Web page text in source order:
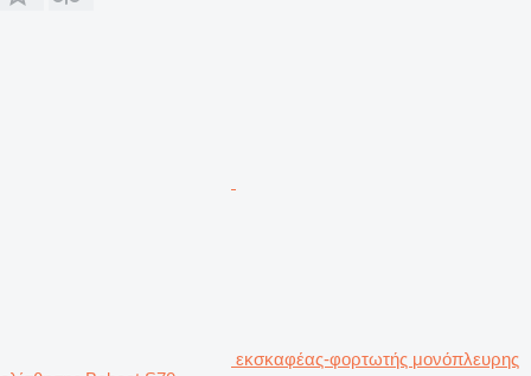
εκσκαφέας-φορτωτής μονόπλευρης